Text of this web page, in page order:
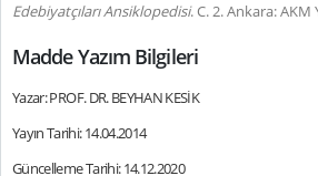
Edebiyatçıları Ansiklopedisi. C. 2. Ankara: AKM
Madde Yazım Bilgileri
Yazar: PROF. DR. BEYHAN KESİK
Yayın Tarihi: 14.04.2014
Güncelleme Tarihi: 14.12.2020